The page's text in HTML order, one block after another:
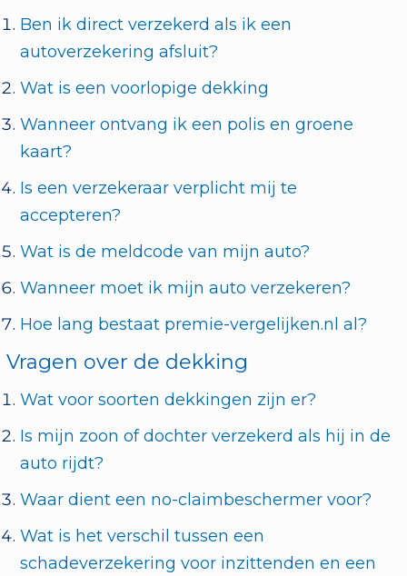
Ben ik direct verzekerd als ik een
autoverzekering afsluit?
Wat is een voorlopige dekking
Wanneer ontvang ik een polis en groene
kaart?
Is een verzekeraar verplicht mij te
accepteren?
Wat is de meldcode van mijn auto?
Wanneer moet ik mijn auto verzekeren?
Hoe lang bestaat premie-vergelijken.nl al?
Vragen over de dekking
Wat voor soorten dekkingen zijn er?
Is mijn zoon of dochter verzekerd als hij in de
auto rijdt?
Waar dient een no-claimbeschermer voor?
Wat is het verschil tussen een
schadeverzekering voor inzittenden en een